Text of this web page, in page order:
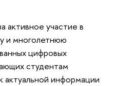
активное участие в
и многолетнюю
цифровых
студентам
актуальной информации